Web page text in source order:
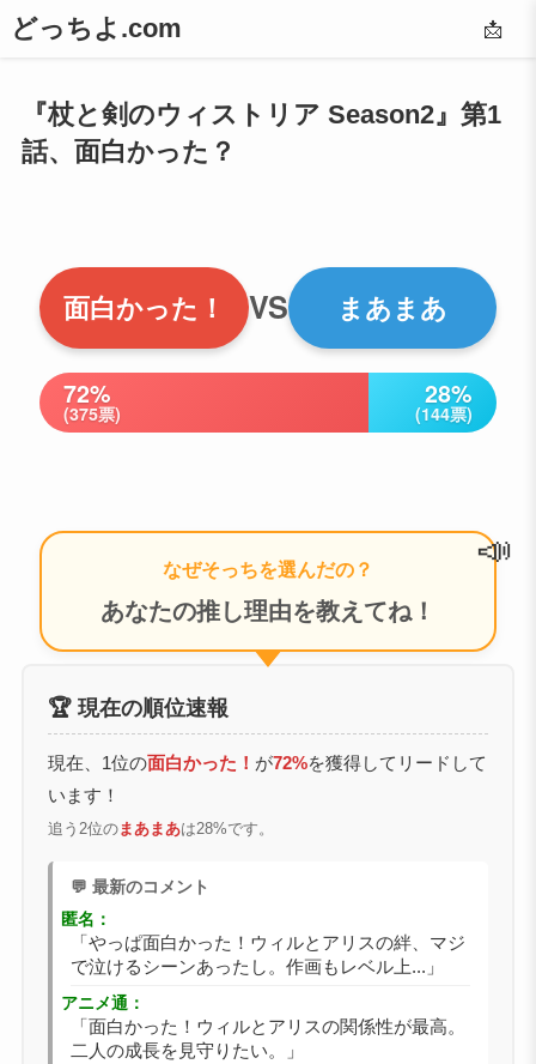
どっちよ.com 📩
『杖と剣のウィストリア Season2』第1
話、面白かった？
面白かった！ VS まあまあ
72%
(375票)
28%
(144票)
なぜそっちを選んだの？
あなたの推し理由を教えてね！
📣
🏆 現在の順位速報
現在、1位の面白かった！ が72%を獲得してリードして
います！
追う2位のまあまあは28%です。
💬 最新のコメント
匿名：
「やっぱ面白かった！ウィルとアリスの絆、マジ
で泣けるシーンあったし。作画もレベル上...」
アニメ通：
「面白かった！ウィルとアリスの関係性が最高。
二人の成長を見守りたい。」